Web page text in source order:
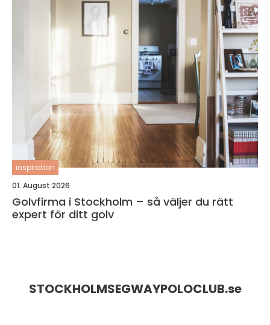
inspiration
01. August 2026
Golvfirma i Stockholm – så väljer du rätt
expert för ditt golv
STOCKHOLMSEGWAYPOLOCLUB.se